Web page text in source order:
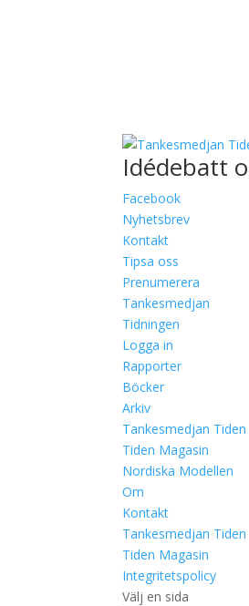
Idédebatt
Facebook
Nyhetsbrev
Kontakt
Tipsa oss
Prenumerera
Tankesmedjan
Tidningen
Logga in
Rapporter
Böcker
Arkiv
Tankesmedjan Tiden
Tiden Magasin
Nordiska Modellen
Om
Kontakt
Tankesmedjan Tiden
Tiden Magasin
Integritetspolicy
Välj en sida